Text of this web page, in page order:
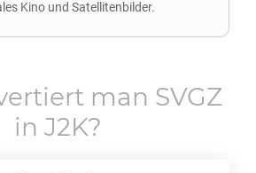
Kino und Satellitenbilder.
man SVGZ
in J2K?